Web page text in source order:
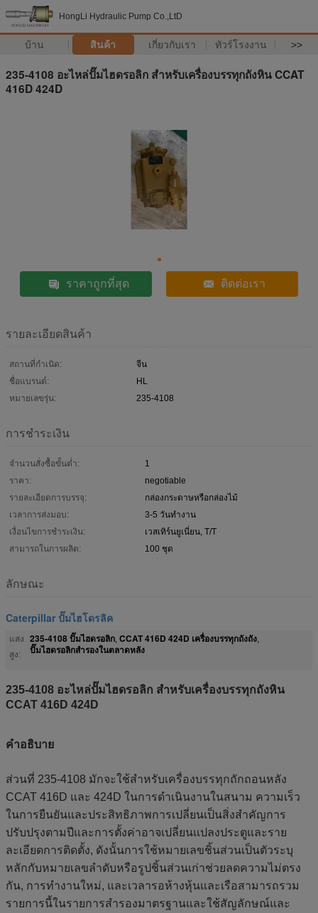
HongLi Hydraulic Pump Co.,LtD
บ้าน สินค้า เกี่ยวกับเรา ทัวร์โรงงาน >>
235-4108 อะไหล่ปั๊มไฮดรอลิก สําหรับเครื่องบรรทุกถังหิน CCAT
416D 424D
ราคาถูกที่สุด ติดต่อเรา
รายละเอียดสินค้า
สถานที่กำเนิด:
จีน
ชื่อแบรนด์:
HL
หมายเลขรุ่น:
235-4108
การชำระเงิน
จำนวนสั่งซื้อขั้นต่ำ:
1
ราคา:
negotiable
รายละเอียดการบรรจุ:
กล่องกระดาษหรือกล่องไม้
เวลาการส่งมอบ:
3-5 วันทำงาน
เงื่อนไขการชำระเงิน:
เวสเทิร์นยูเนี่ยน, T/T
สามารถในการผลิต:
100 ชุด
ลักษณะ
Caterpillar ปั๊มไฮโดรลิค
แสง
สูง:
235-4108 ปั๊มไฮดรอลิก, CCAT 416D 424D เครื่องบรรทุกถังถัง,
ปั๊มไฮดรอลิกสํารองในตลาดหลัง
235-4108 อะไหล่ปั๊มไฮดรอลิก สําหรับเครื่องบรรทุกถังหิน
CCAT 416D 424D
คําอธิบาย
ส่วนที่ 235-4108 มักจะใช้สําหรับเครื่องบรรทุกถักถอนหลัง
CCAT 416D และ 424D ในการดําเนินงานในสนาม ความเร็ว
ในการยืนยันและประสิทธิภาพการเปลี่ยนเป็นสิ่งสําคัญการ
ปรับปรุงตามปีและการตั้งค่าอาจเปลี่ยนแปลงประตูและราย
ละเอียดการติดตั้ง, ดังนั้นการใช้หมายเลขชิ้นส่วนเป็นตัวระบุ
หลักกับหมายเลขลําดับหรือรูปชิ้นส่วนเก่าช่วยลดความไม่ตรง
กัน, การทํางานใหม่, และเวลารอห้างหุ้นและเรือสามารถรวม
รายการนี้ในรายการสํารองมาตรฐานและใช้สัญลักษณ์และ